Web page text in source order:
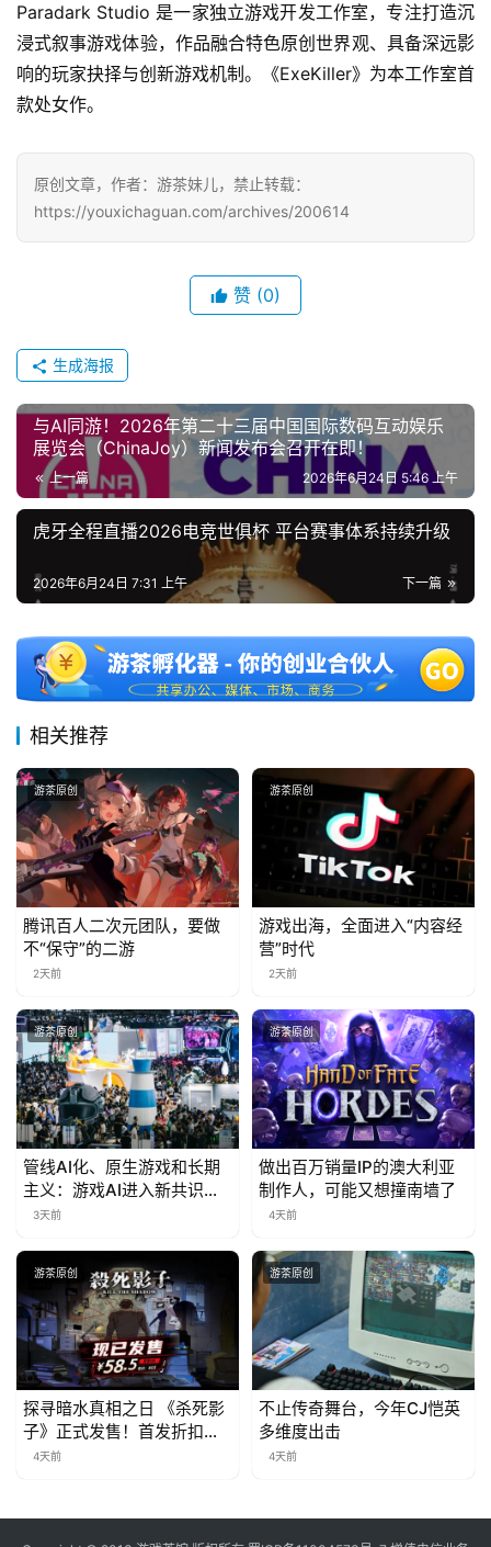
海
站
中
文
Paradark Studio 是一家独立游戏开发工作室，专注打造沉
浸式叙事游戏体验，作品融合特色原创世界观、具备深远影
响的玩家抉择与创新游戏机制。《ExeKiller》为本工作室首
款处女作。
原创文章，作者：游茶妹儿，禁止转载：
https://youxichaguan.com/archives/200614
赞 (0)
生成海报
与AI同游！2026年第二十三届中国国际数码互动娱乐
展览会（ChinaJoy）新闻发布会召开在即！
上一篇 2026年6月24日 5:46 上午
虎牙全程直播2026电竞世俱杯 平台赛事体系持续升级
下一篇
2026年6月24日 7:31 上午
相关推荐
游茶原创
腾讯百人二次元团队，要做
不“保守”的二游
2天前
游茶原创
游戏出海，全面进入“内容经
营”时代
2天前
游茶原创
管线AI化、原生游戏和长期
主义：游戏AI进入新共识时
代
3天前
游茶原创
做出百万销量IP的澳大利亚
制作人，可能又想撞南墙了
4天前
游茶原创
探寻暗水真相之日 《杀死影
子》正式发售！首发折扣限
时开启中
4天前
游茶原创
不止传奇舞台，今年CJ恺英
多维度出击
4天前